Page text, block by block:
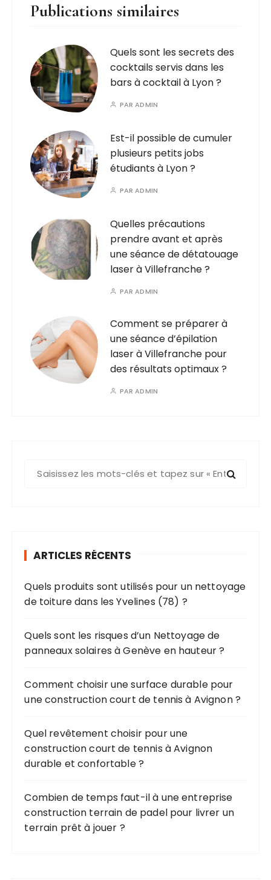
Publications similaires
Quels sont les secrets des
cocktails servis dans les
bars à cocktail à Lyon ?
PARADMIN
Est-il possible de cumuler
plusieurs petits jobs
étudiants à Lyon ?
PARADMIN
Quelles précautions
prendre avant et après
une séance de détatouage
laser à Villefranche ?
PARADMIN
Comment se préparer à
une séance d’épilation
laser à Villefranche pour
des résultats optimaux ?
PARADMIN
e
p
u
r
ARTICLES RÉCENTS
Quels produits sont utilisés pour un nettoyage
de toiture dans les Yvelines (78) ?
Quels sont les risques d’un Nettoyage de
panneaux solaires à Genève en hauteur ?
Comment choisir une surface durable pour
une construction court de tennis à Avignon ?
Quel revêtement choisir pour une
construction court de tennis à Avignon
durable et confortable ?
Combien de temps faut-il à une entreprise
construction terrain de padel pour livrer un
terrain prêt à jouer ?